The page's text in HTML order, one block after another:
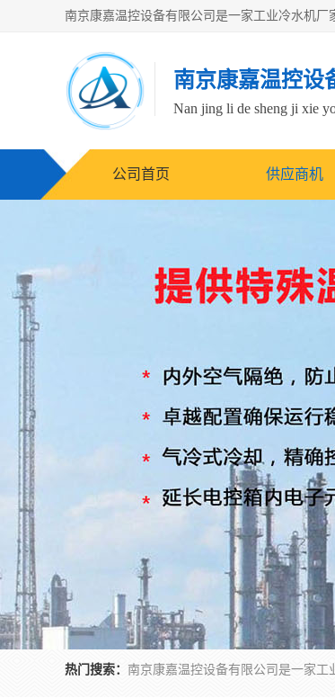
南京康嘉温控设
Nan jing li de sheng ji xie
公司首页 供应商机
热门搜索：